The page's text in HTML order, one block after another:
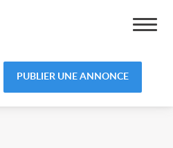
PUBLIER UNE ANNONCE